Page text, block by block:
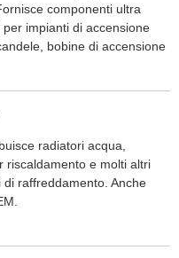
componenti ultra
impianti di accensione
bobine di accensione
radiatori acqua,
riscaldamento e molti altri
di raffreddamento. Anche